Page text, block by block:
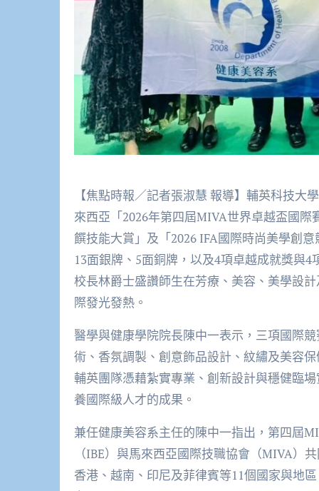
【焦點時報／記者張淑慧 報導】輔英科技
來西亞「2026年第四屆MIVA世界卓越盃國際
饌技能大賞」及「2026 IFA國際時尚美學創
13面銀牌、5面銅牌，以及4項卓越成就獎與
校長林爵士盛讚師生在芳療、美容、美學設
際發光發熱。
醫學與健康學院院長陳中一表示，三項國際
術、香氛調製、創意飾品設計、紋繡及美容
輔英團隊憑藉紮實專業、創新設計與穩健臨
養國際級人才的成果。
兼任健康美容系主任的陳中一指出，第四屆
（IBE）與馬來西亞國際技職協會（MIVA）
香港、越南、印尼及菲律賓等11個國家與地